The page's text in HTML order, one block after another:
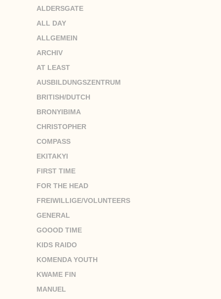
ALDERSGATE
ALL DAY
ALLGEMEIN
ARCHIV
AT LEAST
AUSBILDUNGSZENTRUM
BRITISH/DUTCH
BRONYIBIMA
CHRISTOPHER
COMPASS
EKITAKYI
FIRST TIME
FOR THE HEAD
FREIWILLIGE/VOLUNTEERS
GENERAL
GOOOD TIME
KIDS RAIDO
KOMENDA YOUTH
KWAME FIN
MANUEL